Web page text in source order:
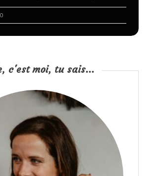
0
c'est moi, tu sais...